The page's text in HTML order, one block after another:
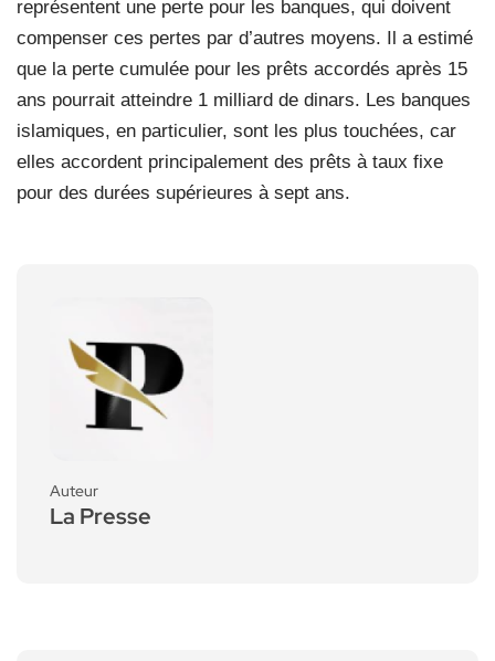
représentent une perte pour les banques, qui doivent
compenser ces pertes par d’autres moyens. Il a estimé
que la perte cumulée pour les prêts accordés après 15
ans pourrait atteindre 1 milliard de dinars. Les banques
islamiques, en particulier, sont les plus touchées, car
elles accordent principalement des prêts à taux fixe
pour des durées supérieures à sept ans.
Auteur
La Presse